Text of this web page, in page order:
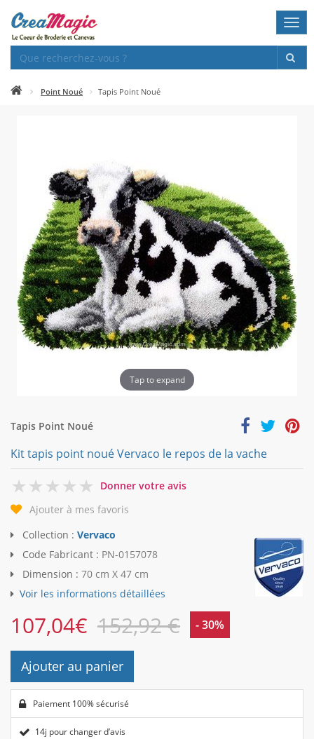
Point Noué Tapis Point Noué
Tap to expand
Tapis Point Noué
Kit tapis point noué Vervaco le repos de la vache
0
Donner votre avis
Ajouter à mes favoris
Collection : Vervaco
Code Fabricant : PN-0157078
Dimension : 70 cm X 47 cm
Voir les informations détaillées
107,04€ 152,92 € - 30%
Ajouter au panier
Paiement 100% sécurisé
14j pour changer d’avis